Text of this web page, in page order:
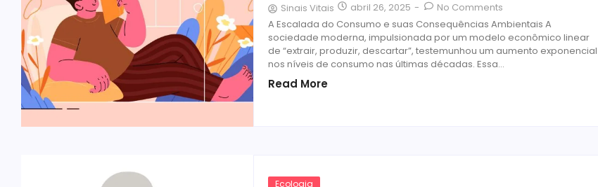
Sinais Vitais abril 26, 2025 -
No Comments
A Escalada do Consumo e suas Consequências Ambientais A
sociedade moderna, impulsionada por um modelo econômico linear
de “extrair, produzir, descartar”, testemunhou um aumento exponencial
nos níveis de consumo nas últimas décadas. Essa...
Read More
Ecologia